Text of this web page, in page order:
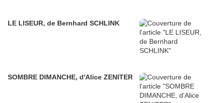
LE LISEUR, de Bernhard SCHLINK
SOMBRE DIMANCHE, d'Alice ZENITER